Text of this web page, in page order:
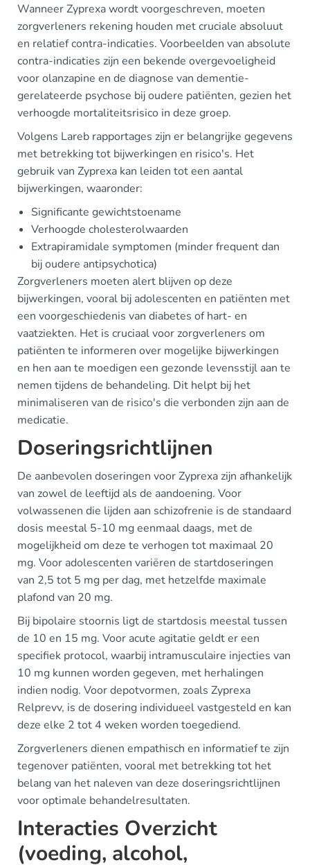
Wanneer Zyprexa wordt voorgeschreven, moeten
zorgverleners rekening houden met cruciale absoluut
en relatief contra-indicaties. Voorbeelden van absolute
contra-indicaties zijn een bekende overgevoeligheid
voor olanzapine en de diagnose van dementie-
gerelateerde psychose bij oudere patiënten, gezien het
verhoogde mortaliteitsrisico in deze groep.
Volgens Lareb rapportages zijn er belangrijke gegevens
met betrekking tot bijwerkingen en risico's. Het
gebruik van Zyprexa kan leiden tot een aantal
bijwerkingen, waaronder:
Significante gewichtstoename
Verhoogde cholesterolwaarden
Extrapiramidale symptomen (minder frequent dan
bij oudere antipsychotica)
Zorgverleners moeten alert blijven op deze
bijwerkingen, vooral bij adolescenten en patiënten met
een voorgeschiedenis van diabetes of hart- en
vaatziekten. Het is cruciaal voor zorgverleners om
patiënten te informeren over mogelijke bijwerkingen
en hen aan te moedigen een gezonde levensstijl aan te
nemen tijdens de behandeling. Dit helpt bij het
minimaliseren van de risico's die verbonden zijn aan de
medicatie.
Doseringsrichtlijnen
De aanbevolen doseringen voor Zyprexa zijn afhankelijk
van zowel de leeftijd als de aandoening. Voor
volwassenen die lijden aan schizofrenie is de standaard
dosis meestal 5-10 mg eenmaal daags, met de
mogelijkheid om deze te verhogen tot maximaal 20
mg. Voor adolescenten variëren de startdoseringen
van 2,5 tot 5 mg per dag, met hetzelfde maximale
plafond van 20 mg.
Bij bipolaire stoornis ligt de startdosis meestal tussen
de 10 en 15 mg. Voor acute agitatie geldt er een
specifiek protocol, waarbij intramusculaire injecties van
10 mg kunnen worden gegeven, met herhalingen
indien nodig. Voor depotvormen, zoals Zyprexa
Relprevv, is de dosering individueel vastgesteld en kan
deze elke 2 tot 4 weken worden toegediend.
Zorgverleners dienen empathisch en informatief te zijn
tegenover patiënten, vooral met betrekking tot het
belang van het naleven van deze doseringsrichtlijnen
voor optimale behandelresultaten.
Interacties Overzicht
(voeding, alcohol,